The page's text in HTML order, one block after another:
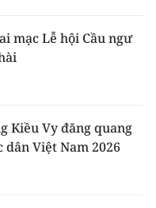
mạc Lễ hội Cầu ngư
Kiều Vy đăng quang
dân Việt Nam 2026